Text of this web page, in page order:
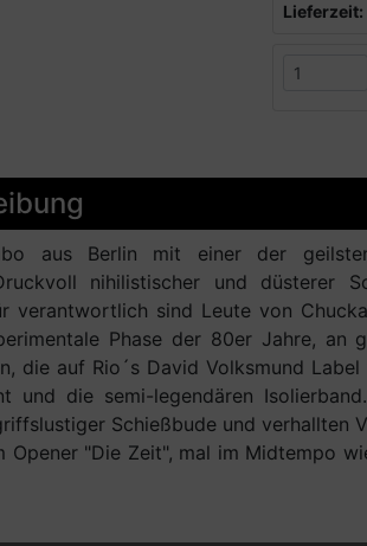
Lieferzeit:
aus Berlin mit einer der
nihilistischer und düsterer
verantwortlich sind Leute von
Phase der 80er Jahre, an
die auf Rio´s David Volksmund
und die semi-legendären
Schießbude und verhallten
Opener "Die Zeit", mal im Midtempo